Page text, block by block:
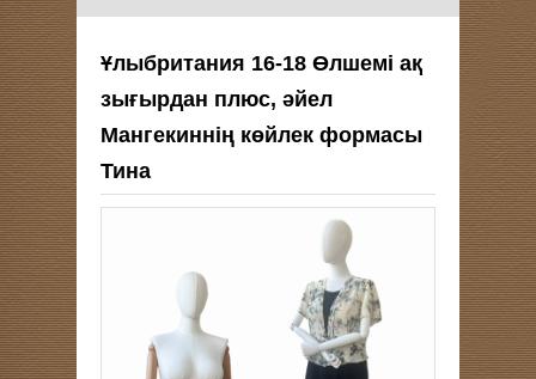
Ұлыбритания 16-18 Өлшемі ақ
зығырдан плюс, әйел
Мангекиннің көйлек формасы
Тина